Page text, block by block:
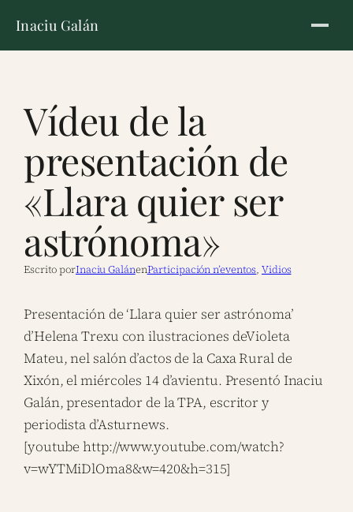
Inaciu Galán
Vídeu de la
presentación de
«Llara quier ser
astrónoma»
Escrito porInaciu GalánenParticipación n’eventos, Vidios
Presentación de ‘Llara quier ser astrónoma’
d’Helena Trexu con ilustraciones deVioleta
Mateu, nel salón d’actos de la Caxa Rural de
Xixón, el miércoles 14 d’avientu. Presentó Inaciu
Galán, presentador de la TPA, escritor y
periodista d’Asturnews.
[youtube http://www.youtube.com/watch?
v=wYTMiDlOma8&w=420&h=315]